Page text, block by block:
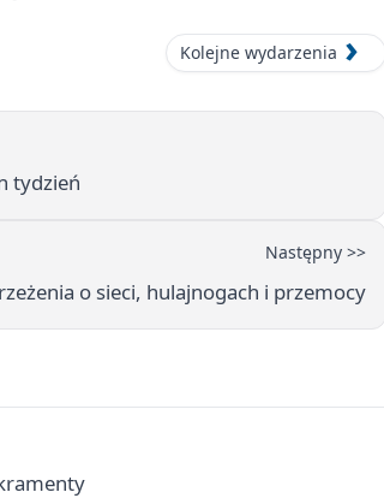
Kolejne wydarzenia
tydzień
Następny >>
o sieci, hulajnogach i przemocy